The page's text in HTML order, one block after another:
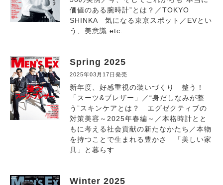
価値のある腕時計”とは？／TOKYO
SHINKA 気になる東京スポット／EVとい
う、美意識 etc.
Spring 2025
2025年03月17日発売
新年度、好感重視の装いづくり 整う！
「スーツ&ブレザー」／“身だしなみが整
う”スキンケアとは？ エグゼクティブの
対策美容～2025年春編～／本格時計とと
もに考える社会貢献の新たなかたち／本物
を持つことで生まれる豊かさ 「美しい家
具」と暮らす
Winter 2025